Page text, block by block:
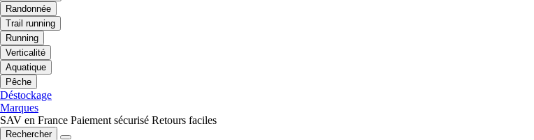
Randonnée
Trail running
Running
Verticalité
Aquatique
Pêche
Déstockage
Marques
SAV en France Paiement sécurisé Retours faciles
Rechercher